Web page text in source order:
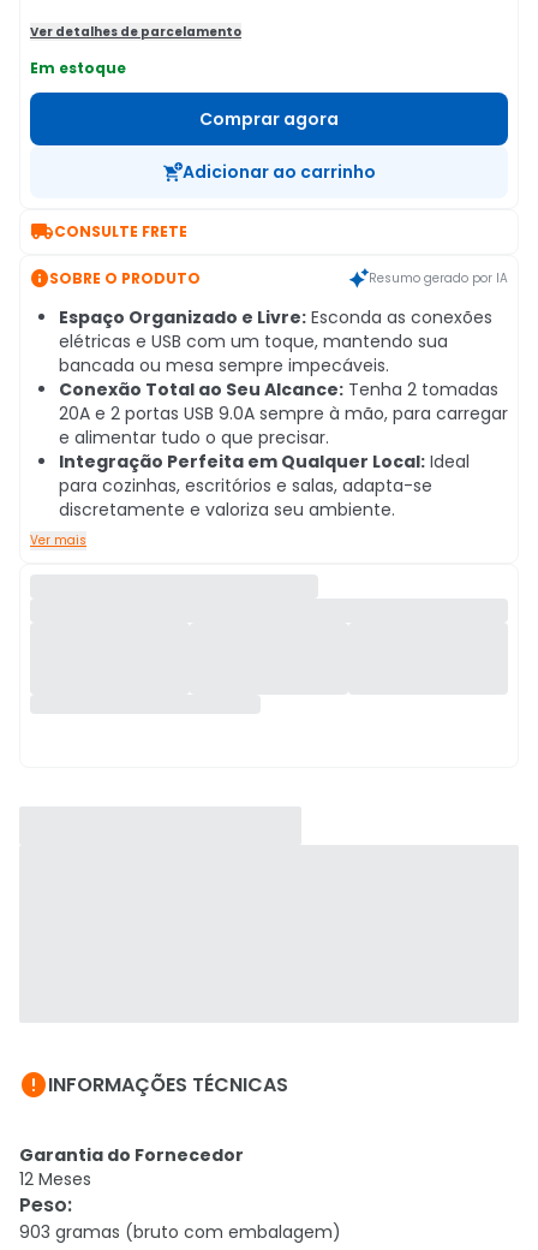
Ver detalhes de parcelamento
Em estoque
Comprar agora
Adicionar ao carrinho
CONSULTE FRETE
SOBRE O PRODUTO Resumo gerado por IA
Espaço Organizado e Livre: Esconda as conexões
elétricas e USB com um toque, mantendo sua
bancada ou mesa sempre impecáveis.
Conexão Total ao Seu Alcance: Tenha 2 tomadas
20A e 2 portas USB 9.0A sempre à mão, para carregar
e alimentar tudo o que precisar.
Integração Perfeita em Qualquer Local: Ideal
para cozinhas, escritórios e salas, adapta-se
discretamente e valoriza seu ambiente.
Ver mais
INFORMAÇÕES TÉCNICAS
Garantia do Fornecedor
12 Meses
Peso:
903 gramas (bruto com embalagem)